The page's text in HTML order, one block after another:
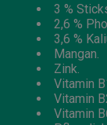
3 %
2,6 %
3,6 %
Mangan.
Zink.
Vitamin
Vitamin
Vitamin